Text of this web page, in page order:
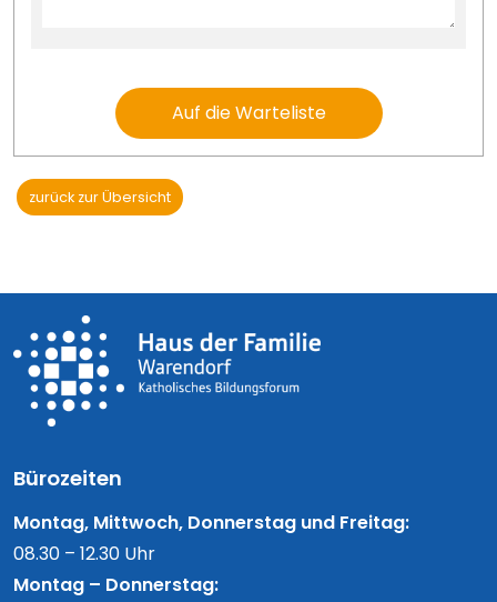
Auf die Warteliste
zurück zur Übersicht
Bürozeiten
Montag, Mittwoch, Donnerstag und Freitag:
08.30 – 12.30 Uhr
Montag – Donnerstag: